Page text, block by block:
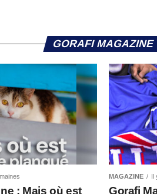
GORAFI MAGAZINE
: Mais où est
MAGAZINE
Gorafi